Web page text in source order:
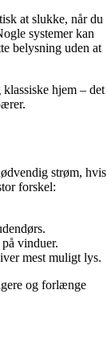
at slukke, når du
systemer kan
belysning uden at
hjem – det
strøm, hvis
forskel:
vinduer.
mest muligt lys.
og forlænge